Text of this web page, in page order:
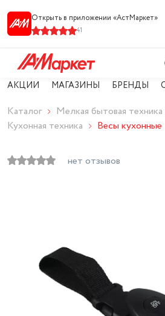
Открыть в приложении «АстМарке‪т‬»
41
АКЦИИ МАГАЗИНЫ БРЕНДЫ
Каталог
Мелкая бытовая техника
Кухонная техника
Весы кухонные
нет отзывов